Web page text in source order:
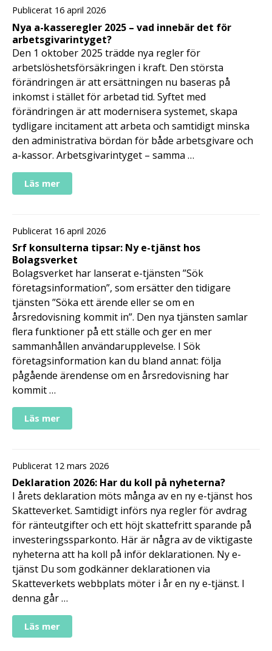
Publicerat 16 april 2026
Nya a-kasseregler 2025 – vad innebär det för
arbetsgivarintyget?
Den 1 oktober 2025 trädde nya regler för
arbetslöshetsförsäkringen i kraft. Den största
förändringen är att ersättningen nu baseras på
inkomst i stället för arbetad tid. Syftet med
förändringen är att modernisera systemet, skapa
tydligare incitament att arbeta och samtidigt minska
den administrativa bördan för både arbetsgivare och
a-kassor. Arbetsgivarintyget – samma …
Läs mer
Publicerat 16 april 2026
Srf konsulterna tipsar: Ny e-tjänst hos
Bolagsverket
Bolagsverket har lanserat e-tjänsten ”Sök
företagsinformation”, som ersätter den tidigare
tjänsten ”Söka ett ärende eller se om en
årsredovisning kommit in”. Den nya tjänsten samlar
flera funktioner på ett ställe och ger en mer
sammanhållen användarupplevelse. I Sök
företagsinformation kan du bland annat: följa
pågående ärendense om en årsredovisning har
kommit …
Läs mer
Publicerat 12 mars 2026
Deklaration 2026: Har du koll på nyheterna?
I årets deklaration möts många av en ny e-tjänst hos
Skatteverket. Samtidigt införs nya regler för avdrag
för ränteutgifter och ett höjt skattefritt sparande på
investeringssparkonto. Här är några av de viktigaste
nyheterna att ha koll på inför deklarationen. Ny e-
tjänst Du som godkänner deklarationen via
Skatteverkets webbplats möter i år en ny e-tjänst. I
denna går …
Läs mer